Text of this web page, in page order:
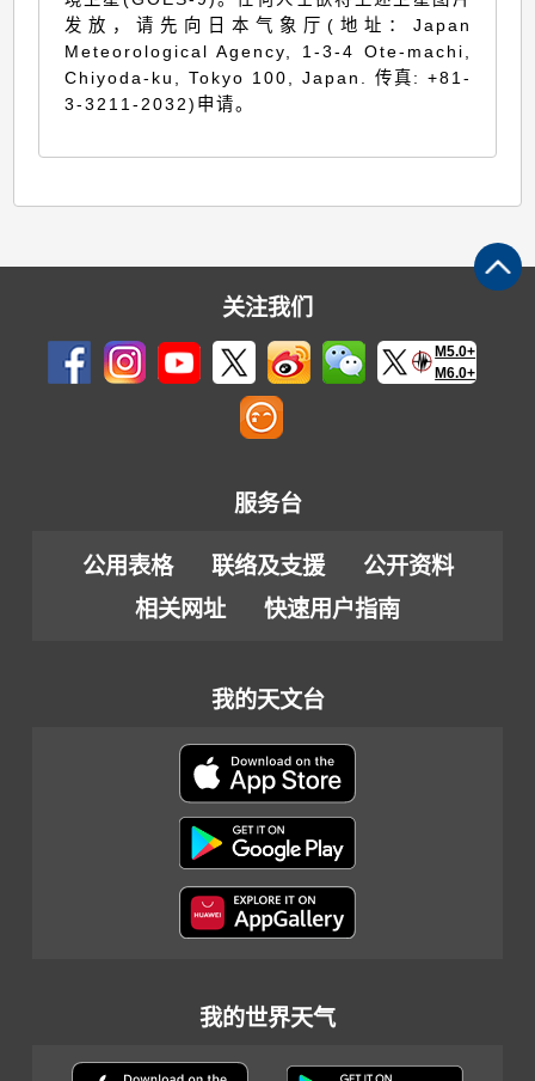
发放，请先向日本气象厅(地址：Japan
Meteorological Agency, 1-3-4 Ote-machi,
Chiyoda-ku, Tokyo 100, Japan. 传真: +81-
3-3211-2032)申请。
关注我们
M5.0+
M6.0+
服务台
公用表格 联络及支援
公开资料
相关网址
快速用户指南
我的天文台
我的世界天气